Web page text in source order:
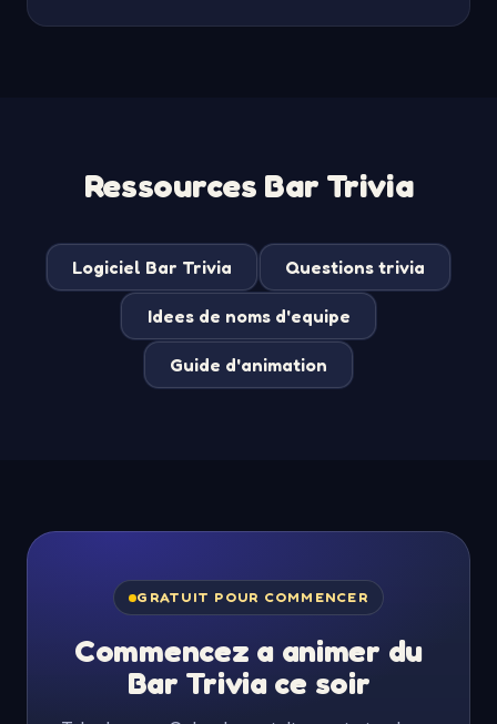
Ressources Bar Trivia
Logiciel Bar Trivia Questions trivia
Idees de noms d'equipe
Guide d'animation
GRATUIT POUR COMMENCER
Commencez a animer du
Bar Trivia ce soir